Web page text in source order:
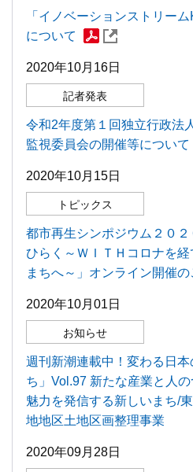
「イノベーションストリー
について
2020年10月16日
記者発表
令和2年度第１回独立行政法
監視委員会の開催等について
2020年10月15日
トピックス
都市再生シンポジウム２０
ひらく～ＷＩＴＨコロナを
まちへ～」オンライン開催の
2020年10月01日
お知らせ
週刊新潮連載中！変わる日本
ち」Vol.97 新たな産業と人
魅力を発信する新しいまち/
地地区土地区画整理事業
2020年09月28日